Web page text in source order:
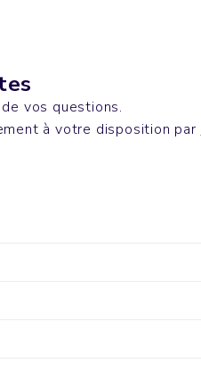
vos questions.
à votre disposition par